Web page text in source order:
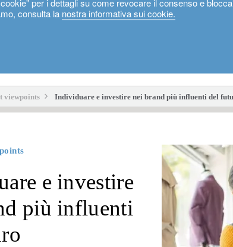
consulta la nostra informativa sui cookie.
viewpoints Individuare e investire nei brand più influenti del
e investire
più influenti